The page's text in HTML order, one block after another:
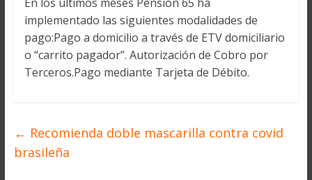
implementado las siguientes modalidades de
pago:Pago a domicilio a través de ETV domiciliario
o “carrito pagador”. Autorización de Cobro por
Terceros.Pago mediante Tarjeta de Débito.
← Recomienda doble mascarilla contra covid
brasileña